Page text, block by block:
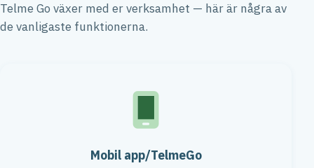
Telme Go växer med er verksamhet — här är några av
de vanligaste funktionerna.
Mobil app/TelmeGo